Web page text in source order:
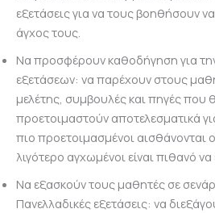
εξετάσεις για να τους βοηθήσουν
άγχος τους.
Να προσφέρουν καθοδήγηση για
εξετάσεων: να παρέχουν στους
μελέτης, συμβουλές και πηγές που
προετοιμαστούν αποτελεσματικά
πιο προετοιμασμένοι αισθάνονται
λιγότερο αγχωμένοι είναι πιθανό να
Να εξασκούν τους μαθητές σε
Πανελλαδικές εξετάσεις: να